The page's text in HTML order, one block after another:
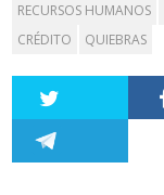
RECURSOS HUMANOS
CRÉDITO
QUIEBRAS